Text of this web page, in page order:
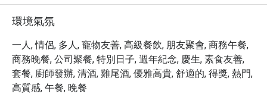
環境氣氛
一人, 情侶, 多人, 寵物友善, 高級餐飲, 朋友聚會, 商務午餐,
商務晚餐, 公司聚餐, 特別日子, 週年紀念, 慶生, 素食友善,
套餐, 廚師發辦, 清酒, 雞尾酒, 優雅高貴, 舒適的, 得獎, 熱門,
高質感, 午餐, 晚餐